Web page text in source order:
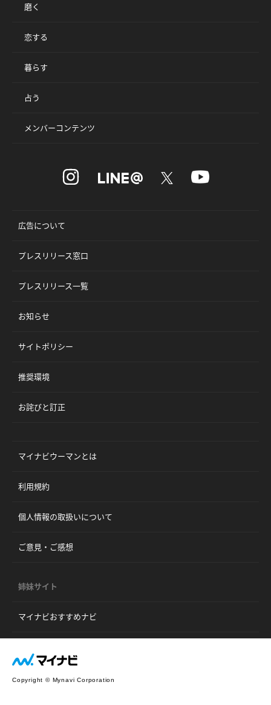
磨く
恋する
暮らす
占う
メンバーコンテンツ
広告について
プレスリリース窓口
プレスリリース一覧
お知らせ
サイトポリシー
推奨環境
お詫びと訂正
マイナビウーマンとは
利用規約
個人情報の取扱いについて
ご意見・ご感想
姉妹サイト
マイナビおすすめナビ
Copyright © Mynavi Corporation